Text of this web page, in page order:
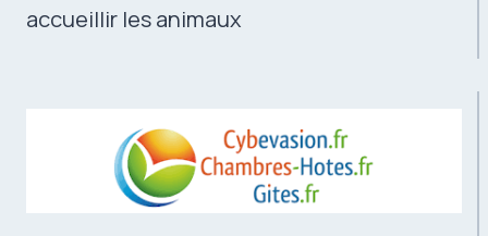
accueillir les animaux